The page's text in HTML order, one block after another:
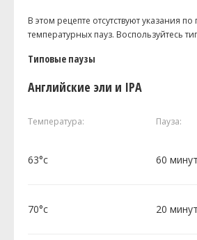
В этом рецепте отсутствуют указания по
температурных пауз. Воспользуйтесь
Типовые паузы
Английские эли и IPA
Температура: Пауза:
63°c 60 минут
70°c 20 минут